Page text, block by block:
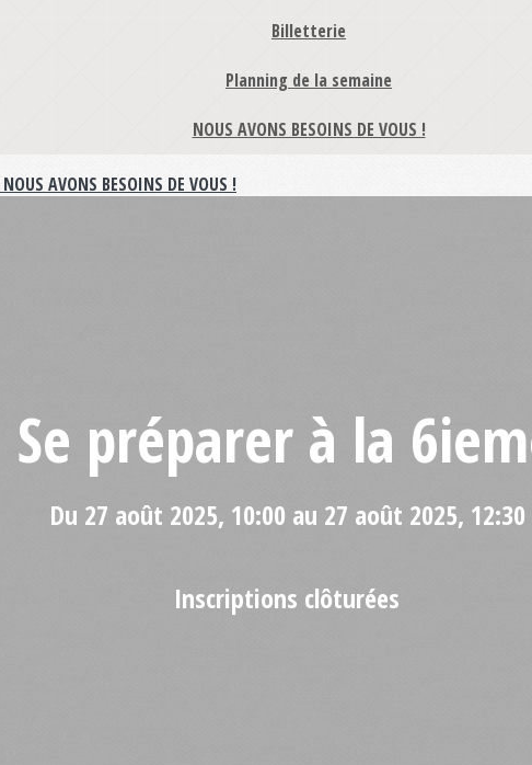
Billetterie
Planning de la semaine
NOUS AVONS BESOINS DE VOUS !
NOUS AVONS BESOINS DE VOUS !
Se préparer à la
Du 27 août 2025, 10:00 au 27 août 2025, 12:30
Inscriptions clôturées